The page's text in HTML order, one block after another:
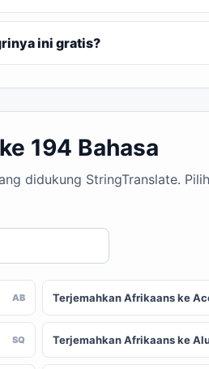
ini gratis?
194 Bahasa
didukung StringTranslate.
AB Terjemahkan Afrikaans ke
SQ Terjemahkan Afrikaans ke